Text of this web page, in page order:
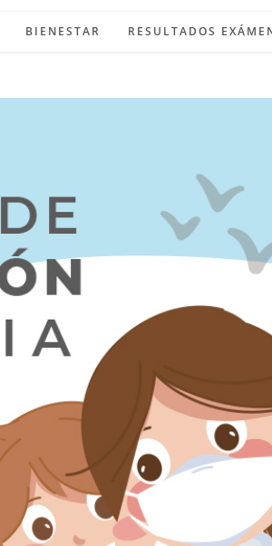
BIENESTAR RESULTADOS